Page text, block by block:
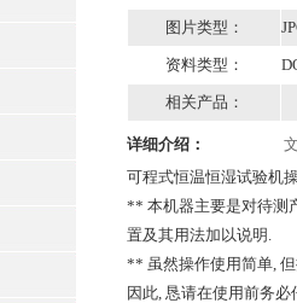
图片类型：
资料类型：
相关产品：
详细介绍：
可程式恒温恒湿试验机
** 本机器主要是对待测
置及其用法加以说明.
** 虽然操作使用简单,
因此, 恳请在使用前务